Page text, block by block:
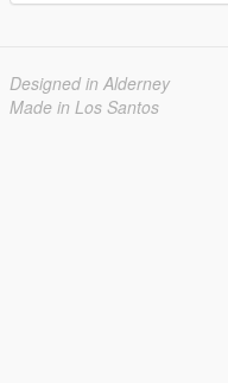
Designed in Alderney
Made in Los Santos